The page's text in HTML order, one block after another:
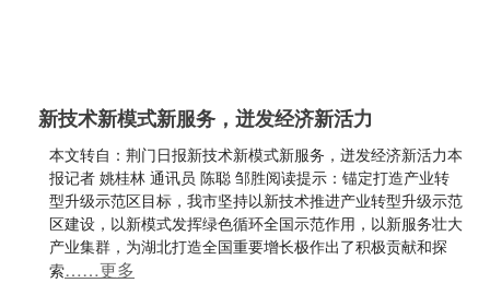
新技术新模式新服务，迸发经济新活力
本文转自：荆门日报新技术新模式新服务，迸发经济新活力本
报记者 姚桂林 通讯员 陈聪 邹胜阅读提示：锚定打造产业转
型升级示范区目标，我市坚持以新技术推进产业转型升级示范
区建设，以新模式发挥绿色循环全国示范作用，以新服务壮大
产业集群，为湖北打造全国重要增长极作出了积极贡献和探
索……更多